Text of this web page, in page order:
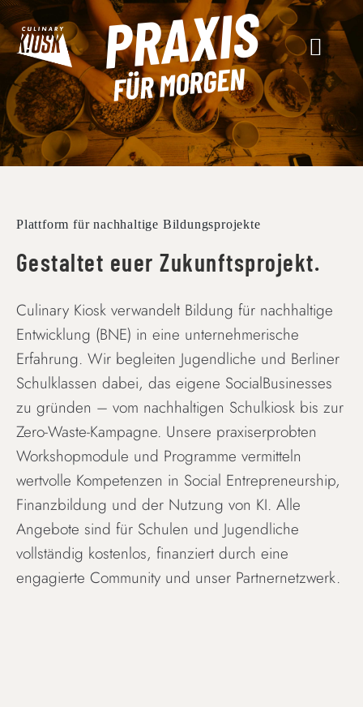
Skip
to
content
PRAXIS
FÜR MORGEN
Plattform für nachhaltige Bildungsprojekte
Gestaltet euer Zukunftsprojekt.
Culinary Kiosk verwandelt Bildung für nachhaltige
Entwicklung (BNE) in eine unternehmerische
Erfahrung. Wir begleiten Jugendliche und Berliner
Schulklassen dabei, das eigene SocialBusinesses
zu gründen – vom nachhaltigen Schulkiosk bis zur
Zero-Waste-Kampagne. Unsere praxiserprobten
Workshopmodule und Programme vermitteln
wertvolle Kompetenzen in Social Entrepreneurship,
Finanzbildung und der Nutzung von KI. Alle
Angebote sind für Schulen und Jugendliche
vollständig kostenlos, finanziert durch eine
engagierte Community und unser Partnernetzwerk.